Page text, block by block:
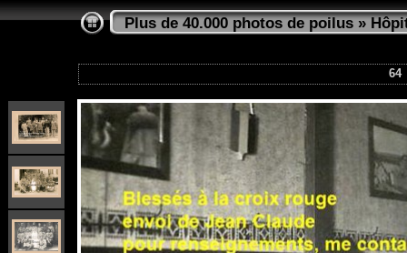
Plus de 40.000 photos de poilus»
64